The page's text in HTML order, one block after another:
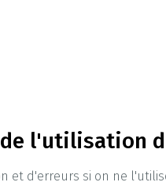
l'utilisation
et d'erreurs si on ne